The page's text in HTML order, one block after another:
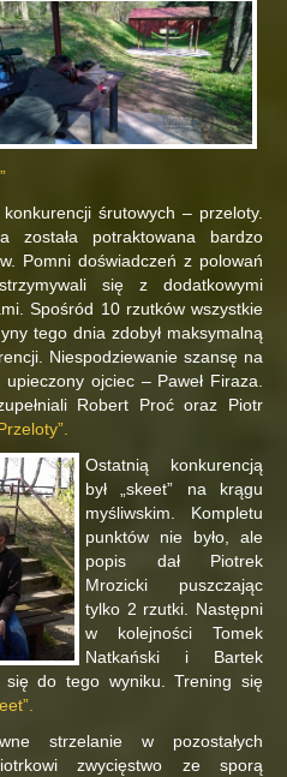
śrutowych – przeloty.
została potraktowana bardzo
Pomni doświadczeń z polowań
się z dodatkowymi
Spośród 10 rzutków wszystkie
tego dnia zdobył maksymalną
Niespodziewanie szansę na
ojciec – Paweł Firaza.
Robert Proć oraz Piotr
Ostatnią konkurencją
był „skeet” na krągu
myśliwskim. Kompletu
punktów nie było, ale
popis dał Piotrek
Mrozicki puszczając
tylko 2 rzutki. Następni
w kolejności Tomek
Natkański i Bartek
się do tego wyniku. Trening się
strzelanie w pozostałych
zwycięstwo ze sporą